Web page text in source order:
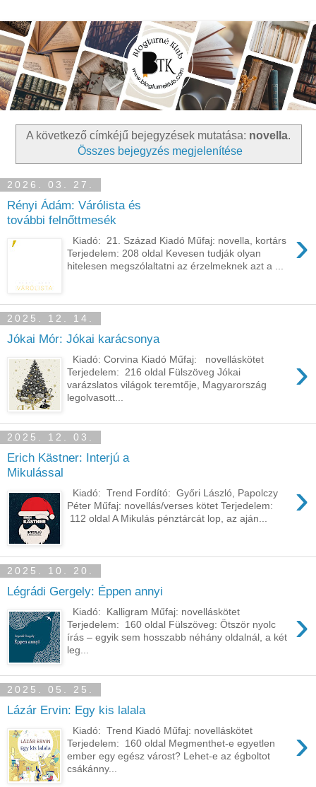
A következő címkéjű bejegyzések mutatása: novella.
Összes bejegyzés megjelenítése
2026. 03. 27.
Rényi Ádám: Várólista és
további felnőttmesék
›
Kiadó: 21. Század Kiadó Műfaj: novella, kortárs
Terjedelem: 208 oldal Kevesen tudják olyan
hitelesen megszólaltatni az érzelmeknek azt a ...
2025. 12. 14.
Jókai Mór: Jókai karácsonya
›
Kiadó: Corvina Kiadó Műfaj: novelláskötet
Terjedelem: 216 oldal Fülszöveg Jókai
varázslatos világok teremtője, Magyarország
legolvasott...
2025. 12. 03.
Erich Kästner: Interjú a
Mikulással
›
Kiadó: Trend Fordító: Győri László, Papolczy
Péter Műfaj: novellás/verses kötet Terjedelem:
112 oldal A Mikulás pénztárcát lop, az aján...
2025. 10. 20.
Légrádi Gergely: Éppen annyi
›
Kiadó: Kalligram Műfaj: novelláskötet
Terjedelem: 160 oldal Fülszöveg: Ötször nyolc
írás – egyik sem hosszabb néhány oldalnál, a két
leg...
2025. 05. 25.
Lázár Ervin: Egy kis lalala
›
Kiadó: Trend Kiadó Műfaj: novelláskötet
Terjedelem: 160 oldal Megmenthet-e egyetlen
ember egy egész várost? Lehet-e az égboltot
csákánny...